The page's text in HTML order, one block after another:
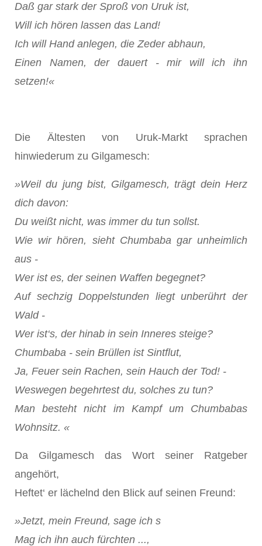
Daß gar stark der Sproß von Uruk ist,
Will ich hören lassen das Land!
Ich will Hand anlegen, die Zeder abhaun,
Einen Namen, der dauert - mir will ich ihn
setzen!«
Die Ältesten von Uruk-Markt sprachen
hinwiederum zu Gilgamesch:
»Weil du jung bist, Gilgamesch, trägt dein Herz
dich davon:
Du weißt nicht, was immer du tun sollst.
Wie wir hören, sieht Chumbaba gar unheimlich
aus -
Wer ist es, der seinen Waffen begegnet?
Auf sechzig Doppelstunden liegt unberührt der
Wald -
Wer ist‘s, der hinab in sein Inneres steige?
Chumbaba - sein Brüllen ist Sintflut,
Ja, Feuer sein Rachen, sein Hauch der Tod! -
Weswegen begehrtest du, solches zu tun?
Man besteht nicht im Kampf um Chumbabas
Wohnsitz. «
Da Gilgamesch das Wort seiner Ratgeber
angehört,
Heftet‘ er lächelnd den Blick auf seinen Freund:
»Jetzt, mein Freund, sage ich s
Mag ich ihn auch fürchten ...,